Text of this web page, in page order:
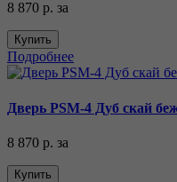
8 870 р. за
Купить
Подробнее
Дверь PSM-4 Дуб скай
8 870 р. за
Купить